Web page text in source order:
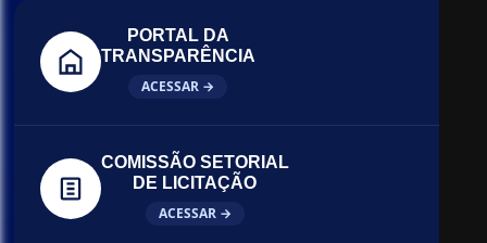
PORTAL DA
TRANSPARÊNCIA
ACESSAR →
COMISSÃO SETORIAL
DE LICITAÇÃO
ACESSAR →